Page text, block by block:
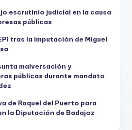
escrutinio judicial en la causa
públicas
tras la imputación de Miguel
malversación y
públicas durante mandato
de Raquel del Puerto para
la Diputación de Badajoz